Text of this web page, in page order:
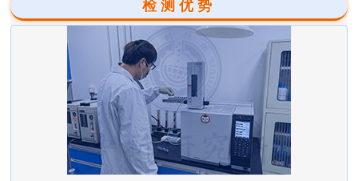
检测优势